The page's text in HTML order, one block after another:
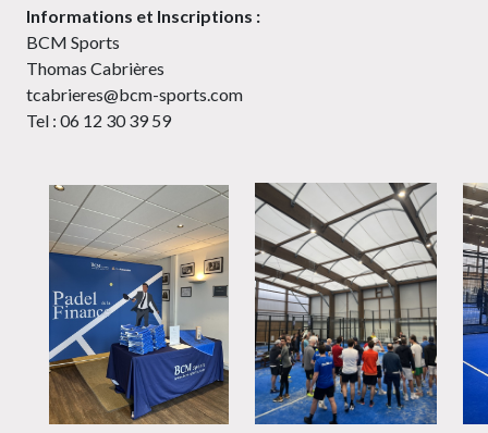
Informations et Inscriptions :
BCM Sports
Thomas Cabrières
tcabrieres@bcm-sports.com
Tel : 06 12 30 39 59